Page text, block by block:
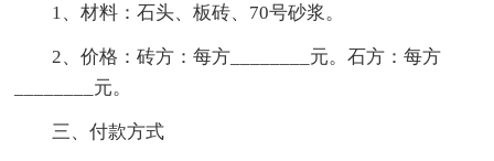
1、材料：石头、板砖、70号砂浆。
2、价格：砖方：每方________元。石方：每方
________元。
三、付款方式